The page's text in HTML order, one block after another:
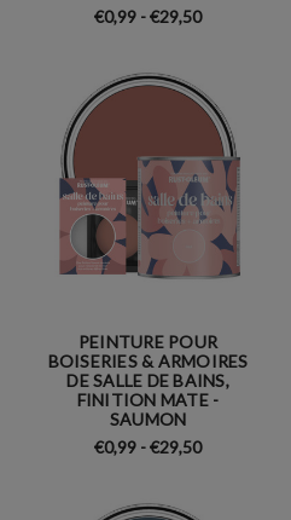
€0,99 - €29,50
PEINTURE POUR
BOISERIES & ARMOIRES
DE SALLE DE BAINS,
FINITION MATE -
SAUMON
€0,99 - €29,50